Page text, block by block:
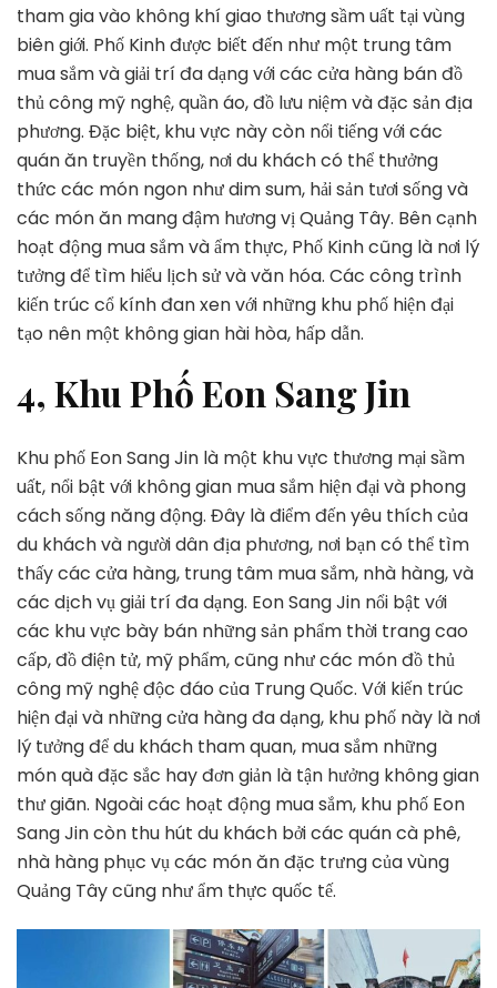
tham gia vào không khí giao thương sầm uất tại vùng
biên giới. Phố Kinh được biết đến như một trung tâm
mua sắm và giải trí đa dạng với các cửa hàng bán đồ
thủ công mỹ nghệ, quần áo, đồ lưu niệm và đặc sản địa
phương. Đặc biệt, khu vực này còn nổi tiếng với các
quán ăn truyền thống, nơi du khách có thể thưởng
thức các món ngon như dim sum, hải sản tươi sống và
các món ăn mang đậm hương vị Quảng Tây. Bên cạnh
hoạt động mua sắm và ẩm thực, Phố Kinh cũng là nơi lý
tưởng để tìm hiểu lịch sử và văn hóa. Các công trình
kiến trúc cổ kính đan xen với những khu phố hiện đại
tạo nên một không gian hài hòa, hấp dẫn.
4, Khu Phố Eon Sang Jin
Khu phố Eon Sang Jin là một khu vực thương mại sầm
uất, nổi bật với không gian mua sắm hiện đại và phong
cách sống năng động. Đây là điểm đến yêu thích của
du khách và người dân địa phương, nơi bạn có thể tìm
thấy các cửa hàng, trung tâm mua sắm, nhà hàng, và
các dịch vụ giải trí đa dạng. Eon Sang Jin nổi bật với
các khu vực bày bán những sản phẩm thời trang cao
cấp, đồ điện tử, mỹ phẩm, cũng như các món đồ thủ
công mỹ nghệ độc đáo của Trung Quốc. Với kiến trúc
hiện đại và những cửa hàng đa dạng, khu phố này là nơi
lý tưởng để du khách tham quan, mua sắm những
món quà đặc sắc hay đơn giản là tận hưởng không gian
thư giãn. Ngoài các hoạt động mua sắm, khu phố Eon
Sang Jin còn thu hút du khách bởi các quán cà phê,
nhà hàng phục vụ các món ăn đặc trưng của vùng
Quảng Tây cũng như ẩm thực quốc tế.